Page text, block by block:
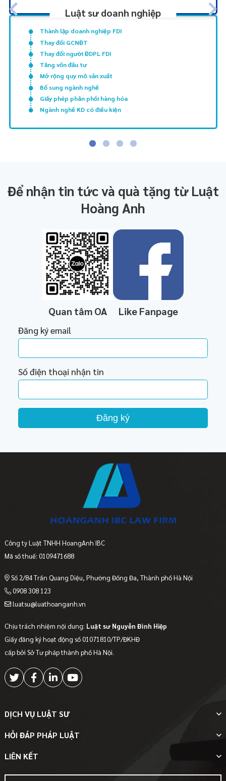
Luật sư doanh nghiệp
Thành lập doanh nghiệp FDI
Thay đổi GCNĐT
Thay đổi người ĐDPL FDI
Tăng vốn đầu tư
Mở rộng quy mô sản xuất
Bổ sung ngành nghề
Giấy phép phân phối hàng hóa
Ngành nghề KD có điều kiện
Để nhận tin tức và quà tặng từ Luật
Hoàng Anh
Quan tâm OA Like Fanpage
Đăng ký email
Số điện thoại nhận tin
Đăng ký
Công ty Luật TNHH HoangAnh IBC
Mã số thuế: 0109471688
Số 2/84 Trần Quang Diệu, Phường Đống Đa, Thành phố Hà Nội
0908 308 123
luatsu@luathoanganh.vn
Chịu trách nhiệm nội dung: Luật sư Nguyễn Đình Hiệp
Giấy đăng ký hoạt động số 01071810/TP/ĐKHĐ
cấp bởi Sở Tư pháp thành phố Hà Nội.
DỊCH VỤ LUẬT SƯ
HỎI ĐÁP PHÁP LUẬT
LIÊN KẾT